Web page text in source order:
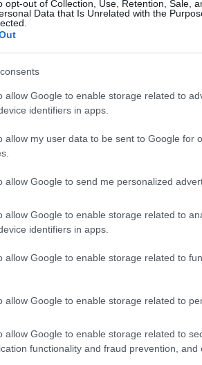
opt-out of Collection, Use, Retention, Sale,
Data that Is Unrelated with the
allow Google to enable storage related to
identifiers in apps.
allow my user data to be sent to Google for
allow Google to send me personalized
allow Google to enable storage related to
identifiers in apps.
allow Google to enable storage related to
allow Google to enable storage related to
allow Google to enable storage related to
functionality and fraud prevention, and
Basingerék
a textilt